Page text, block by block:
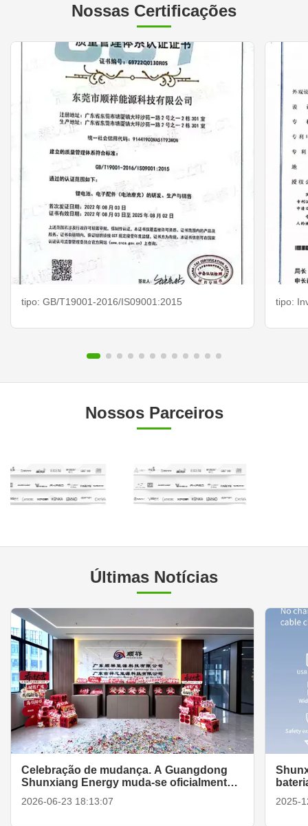
Nossas Certificações
tipo: GB/T19001-2016/IS09001:2015 tipo:
Nossos Parceiros
Últimas Notícias
Celebração de mudança. A Guangdong
Shunxiang Energy muda-se oficialmente
tecnologia de Huizhou Zhongkai.
2026-06-23 18:13:07 2025-